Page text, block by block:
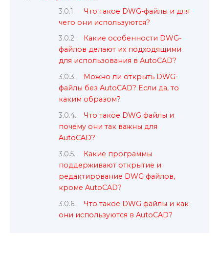
Что такое DWG-файлы и для
чего они используются?
Какие особенности DWG-
файлов делают их подходящими
для использования в AutoCAD?
Можно ли открыть DWG-
файлы без AutoCAD? Если да, то
каким образом?
Что такое DWG файлы и
почему они так важны для
AutoCAD?
Какие программы
поддерживают открытие и
редактирование DWG файлов,
кроме AutoCAD?
Что такое DWG файлы и как
они используются в AutoCAD?